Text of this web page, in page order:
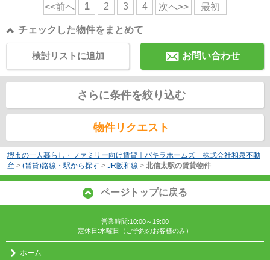
<<前へ 1 2 3 4 次へ>> 最初
チェックした物件をまとめて
お問い合わせ
検討リストに追加
さらに条件を絞り込む
物件リクエスト
堺市の一人暮らし・ファミリー向け賃貸｜パキラホームズ 株式会社和泉不動
産 > (賃貸)路線・駅から探す > JR阪和線 > 北信太駅の賃貸物件
ページトップに戻る
営業時間:10:00～19:00
定休日:水曜日（ご予約のお客様のみ）
ホーム